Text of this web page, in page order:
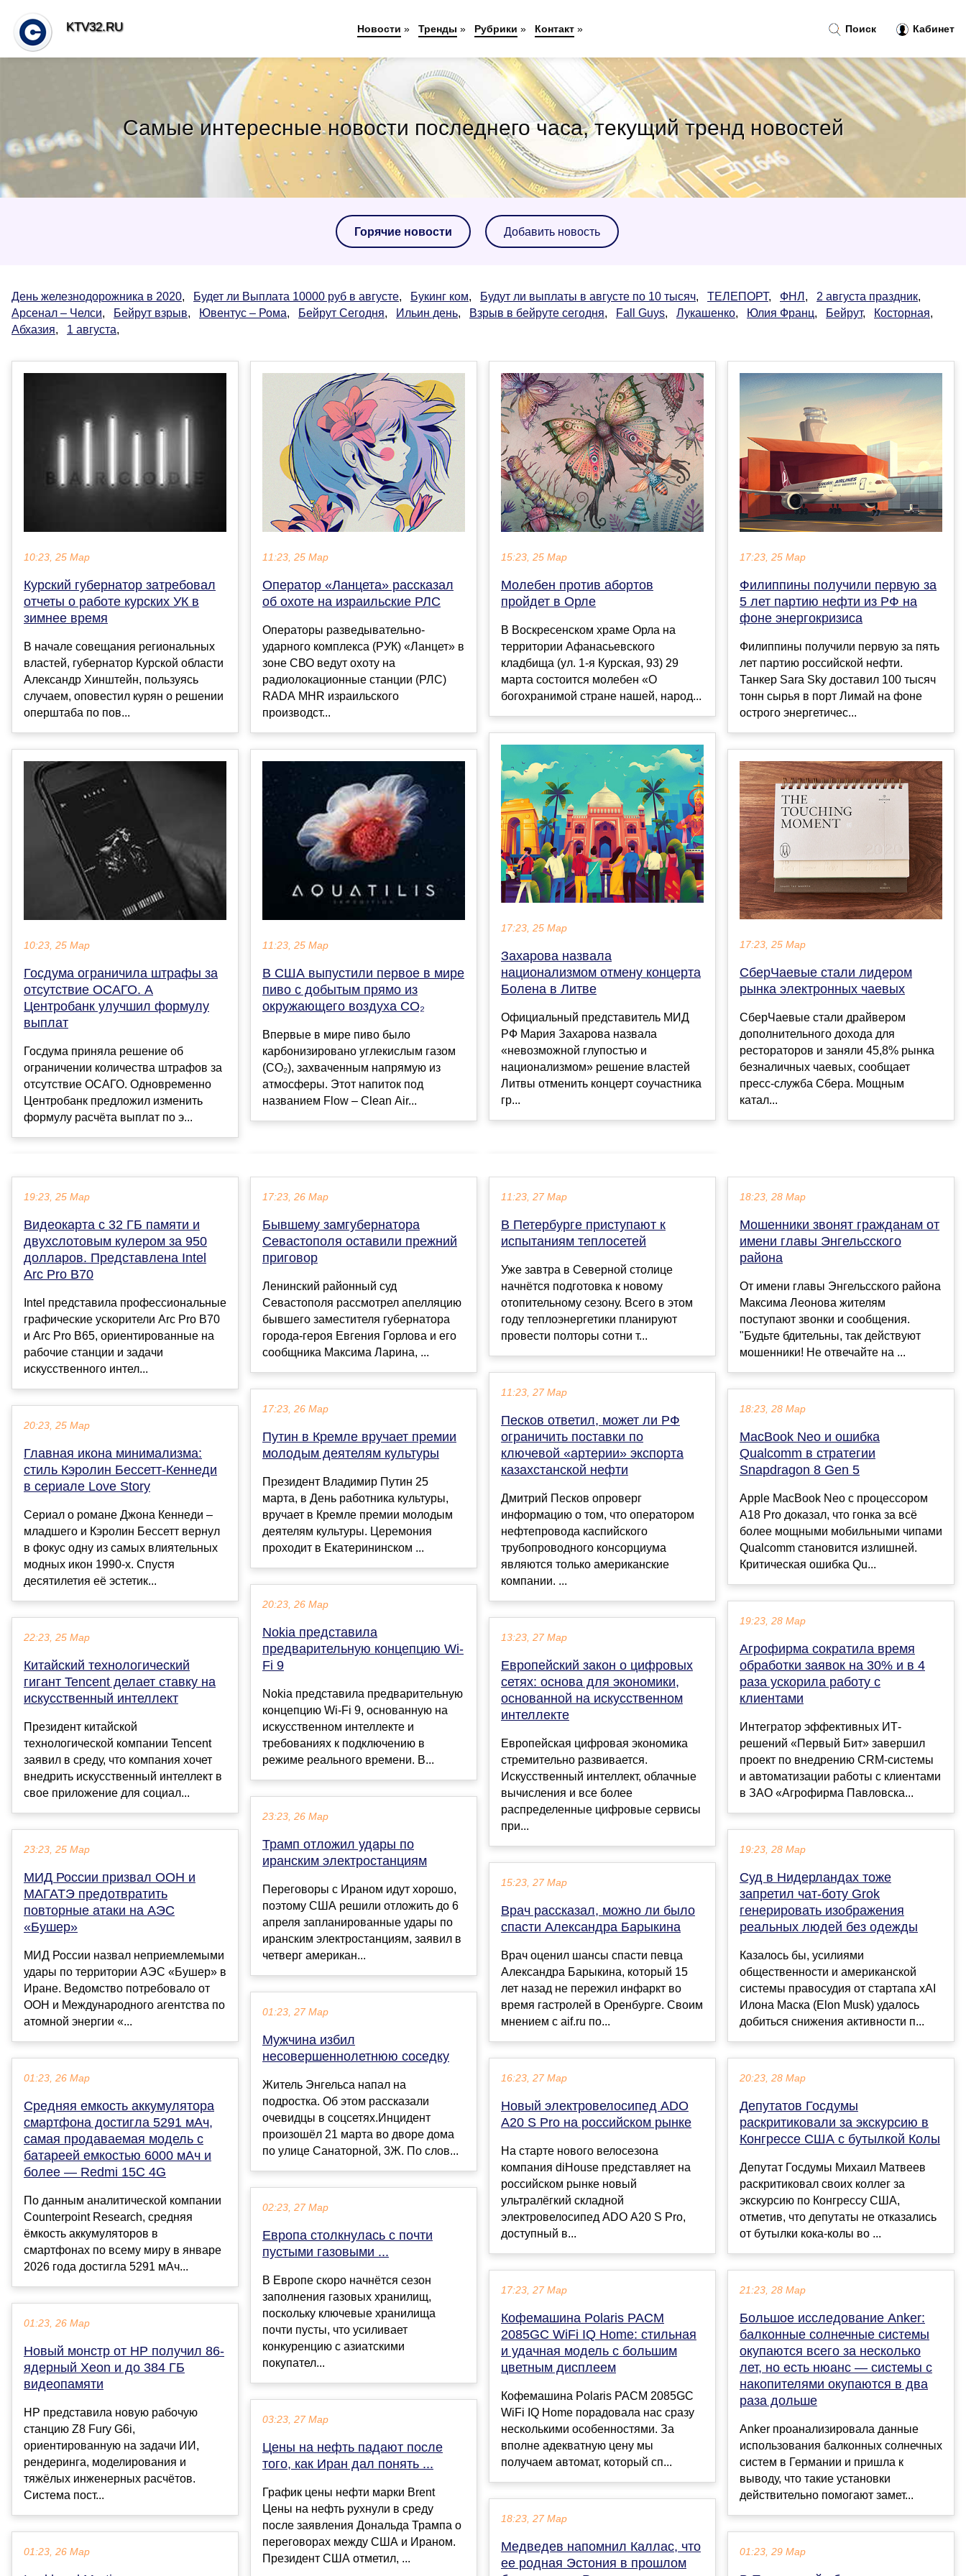
Самые интересные новости последнего часа, текущий тренд новостей
Горячие новости Добавить новость
День железнодорожника в 2020, Будет ли Выплата 10000 руб в августе, Букинг ком, Будут ли выплаты в августе по 10 тысяч, ТЕЛЕПОРТ, ФНЛ , 2 августа праздник,
Арсенал – Челси, Бейрут взрыв, Ювентус – Рома, Бейрут Сегодня, Ильин день, Взрыв в бейруте сегодня, Fall Guys, Лукашенко, Юлия Франц, Бейрут, Косторная,
Абхазия, 1 августа,
10:23, 25 Мар
Курский губернатор затребовал
отчеты о работе курских УК в
зимнее время
В начале совещания региональных
властей, губернатор Курской области
Александр Хинштейн, пользуясь
случаем, оповестил курян о решении
оперштаба по пов...
10:23, 25 Мар
Госдума ограничила штрафы за
отсутствие ОСАГО. А
Центробанк улучшил формулу
выплат
Госдума приняла решение об
ограничении количества штрафов за
отсутствие ОСАГО. Одновременно
Центробанк предложил изменить
формулу расчёта выплат по э...
11:23, 25 Мар
Оператор «Ланцета» рассказал
об охоте на израильские РЛС
Операторы разведывательно-
ударного комплекса (РУК) «Ланцет» в
зоне СВО ведут охоту на
радиолокационные станции (РЛС)
RADA MHR израильского
производст...
11:23, 25 Мар
В США выпустили первое в мире
пиво с добытым прямо из
окружающего воздуха CO₂
Впервые в мире пиво было
карбонизировано углекислым газом
(CO₂), захваченным напрямую из
атмосферы. Этот напиток под
названием Flow – Clean Air...
15:23, 25 Мар
Молебен против абортов
пройдет в Орле
В Воскресенском храме Орла на
территории Афанасьевского
кладбища (ул. 1-я Курская, 93) 29
марта состоится молебен «О
богохранимой стране нашей, народ...
17:23, 25 Мар
Захарова назвала
национализмом отмену концерта
Болена в Литве
Официальный представитель МИД
РФ Мария Захарова назвала
«невозможной глупостью и
национализмом» решение властей
Литвы отменить концерт соучастника
гр...
17:23, 25 Мар
Филиппины получили первую за
5 лет партию нефти из РФ на
фоне энергокризиса
Филиппины получили первую за пять
лет партию российской нефти.
Танкер Sara Sky доставил 100 тысяч
тонн сырья в порт Лимай на фоне
острого энергетичес...
17:23, 25 Мар
СберЧаевые стали лидером
рынка электронных чаевых
СберЧаевые стали драйвером
дополнительного дохода для
рестораторов и заняли 45,8% рынка
безналичных чаевых, сообщает
пресс-служба Сбера. Мощным
катал...
19:23, 25 Мар
Видеокарта с 32 ГБ памяти и
двухслотовым кулером за 950
долларов. Представлена Intel
Arc Pro B70
Intel представила профессиональные
графические ускорители Arc Pro B70
и Arc Pro B65, ориентированные на
рабочие станции и задачи
искусственного интел...
20:23, 25 Мар
Главная икона минимализма:
стиль Кэролин Бессетт-Кеннеди
в сериале Love Story
Сериал о романе Джона Кеннеди –
младшего и Кэролин Бессетт вернул
в фокус одну из самых влиятельных
модных икон 1990-х. Спустя
десятилетия её эстетик...
22:23, 25 Мар
Китайский технологический
гигант Tencent делает ставку на
искусственный интеллект
Президент китайской
технологической компании Tencent
заявил в среду, что компания хочет
внедрить искусственный интеллект в
свое приложение для социал...
23:23, 25 Мар
МИД России призвал ООН и
МАГАТЭ предотвратить
повторные атаки на АЭС
«Бушер»
МИД России назвал неприемлемыми
удары по территории АЭС «Бушер» в
Иране. Ведомство потребовало от
ООН и Международного агентства по
атомной энергии «...
01:23, 26 Мар
Средняя емкость аккумулятора
смартфона достигла 5291 мАч,
самая продаваемая модель с
батареей емкостью 6000 мАч и
более — Redmi 15C 4G
По данным аналитической компании
Counterpoint Research, средняя
ёмкость аккумуляторов в
смартфонах по всему миру в январе
2026 года достигла 5291 мАч...
01:23, 26 Мар
Новый монстр от HP получил 86-
ядерный Xeon и до 384 ГБ
видеопамяти
HP представила новую рабочую
станцию Z8 Fury G6i,
ориентированную на задачи ИИ,
рендеринга, моделирования и
тяжёлых инженерных расчётов.
Система пост...
01:23, 26 Мар
17:23, 26 Мар
Бывшему замгубернатора
Севастополя оставили прежний
приговор
Ленинский районный суд
Севастополя рассмотрел апелляцию
бывшего заместителя губернатора
города-героя Евгения Горлова и его
сообщника Максима Ларина, ...
17:23, 26 Мар
Путин в Кремле вручает премии
молодым деятелям культуры
Президент Владимир Путин 25
марта, в День работника культуры,
вручает в Кремле премии молодым
деятелям культуры. Церемония
проходит в Екатерининском ...
20:23, 26 Мар
Nokia представила
предварительную концепцию Wi-
Fi 9
Nokia представила предварительную
концепцию Wi-Fi 9, основанную на
искусственном интеллекте и
требованиях к подключению в
режиме реального времени. В...
23:23, 26 Мар
Трамп отложил удары по
иранским электростанциям
Переговоры с Ираном идут хорошо,
поэтому США решили отложить до 6
апреля запланированные удары по
иранским электростанциям, заявил в
четверг американ...
01:23, 27 Мар
Мужчина избил
несовершеннолетнюю соседку
Житель Энгельса напал на
подростка. Об этом рассказали
очевидцы в соцсетях.Инцидент
произошёл 21 марта во дворе дома
по улице Санаторной, 3Ж. По слов...
02:23, 27 Мар
Европа столкнулась с почти
пустыми газовыми ...
В Европе скоро начнётся сезон
заполнения газовых хранилищ,
поскольку ключевые хранилища
почти пусты, что усиливает
конкуренцию с азиатскими
покупател...
03:23, 27 Мар
Цены на нефть падают после
того, как Иран дал понять ...
График цены нефти марки Brent
Цены на нефть рухнули в среду
после заявления Дональда Трампа о
переговорах между США и Ираном.
Президент США отметил, ...
11:23, 27 Мар
В Петербурге приступают к
испытаниям теплосетей
Уже завтра в Северной столице
начнётся подготовка к новому
отопительному сезону. Всего в этом
году теплоэнергетики планируют
провести полторы сотни т...
11:23, 27 Мар
Песков ответил, может ли РФ
ограничить поставки по
ключевой «артерии» экспорта
казахстанской нефти
Дмитрий Песков опроверг
информацию о том, что оператором
нефтепровода каспийского
трубопроводного консорциума
являются только американские
компании. ...
13:23, 27 Мар
Европейский закон о цифровых
сетях: основа для экономики,
основанной на искусственном
интеллекте
Европейская цифровая экономика
стремительно развивается.
Искусственный интеллект, облачные
вычисления и все более
распределенные цифровые сервисы
при...
15:23, 27 Мар
Врач рассказал, можно ли было
спасти Александра Барыкина
Врач оценил шансы спасти певца
Александра Барыкина, который 15
лет назад не пережил инфаркт во
время гастролей в Оренбурге. Своим
мнением с aif.ru по...
16:23, 27 Мар
Новый электровелосипед ADO
A20 S Pro на российском рынке
На старте нового велосезона
компания diHouse представляет на
российском рынке новый
ультралёгкий складной
электровелосипед ADO A20 S Pro,
доступный в...
17:23, 27 Мар
Кофемашина Polaris PACM
2085GC WiFi IQ Home: стильная
и удачная модель с большим
цветным дисплеем
Кофемашина Polaris PACM 2085GC
WiFi IQ Home порадовала нас сразу
несколькими особенностями. За
вполне адекватную цену мы
получаем автомат, который сп...
18:23, 27 Мар
Медведев напомнил Каллас, что
ее родная Эстония в прошлом
18:23, 28 Мар
Мошенники звонят гражданам от
имени главы Энгельсского
района
От имени главы Энгельсского района
Максима Леонова жителям
поступают звонки и сообщения.
"Будьте бдительны, так действуют
мошенники! Не отвечайте на ...
18:23, 28 Мар
MacBook Neo и ошибка
Qualcomm в стратегии
Snapdragon 8 Gen 5
Apple MacBook Neo с процессором
A18 Pro доказал, что гонка за всё
более мощными мобильными чипами
Qualcomm становится излишней.
Критическая ошибка Qu...
19:23, 28 Мар
Агрофирма сократила время
обработки заявок на 30% и в 4
раза ускорила работу с
клиентами
Интегратор эффективных ИТ-
решений «Первый Бит» завершил
проект по внедрению CRM-системы
и автоматизации работы с клиентами
в ЗАО «Агрофирма Павловска...
19:23, 28 Мар
Суд в Нидерландах тоже
запретил чат-боту Grok
генерировать изображения
реальных людей без одежды
Казалось бы, усилиями
общественности и американской
системы правосудия от стартапа xAI
Илона Маска (Elon Musk) удалось
добиться снижения активности п...
20:23, 28 Мар
Депутатов Госдумы
раскритиковали за экскурсию в
Конгрессе США с бутылкой Колы
Депутат Госдумы Михаил Матвеев
раскритиковал своих коллег за
экскурсию по Конгрессу США,
отметив, что депутаты не отказались
от бутылки кока-колы во ...
21:23, 28 Мар
Большое исследование Anker:
балконные солнечные системы
окупаются всего за несколько
лет, но есть нюанс — системы с
накопителями окупаются в два
раза дольше
Anker проанализировала данные
использования балконных солнечных
систем в Германии и пришла к
выводу, что такие установки
действительно помогают замет...
01:23, 29 Мар
Поиск Кабинет
KTV32.RU Новости » Тренды » Рубрики » Контакт»